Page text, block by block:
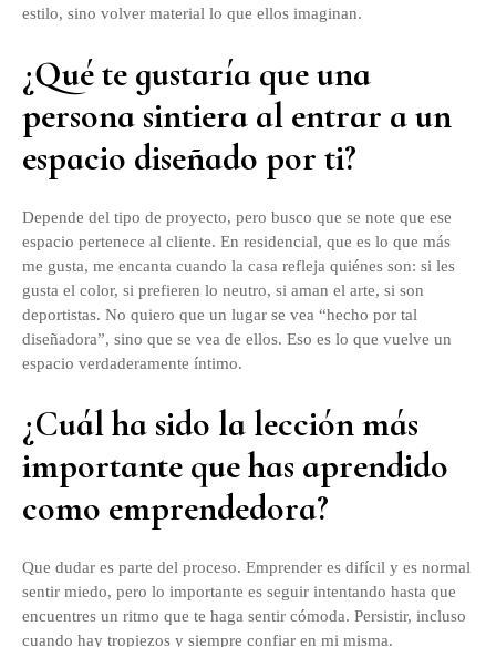
estilo, sino volver material lo que ellos imaginan.
¿Qué te gustaría que una
persona sintiera al entrar a un
espacio diseñado por ti?
Depende del tipo de proyecto, pero busco que se note que ese
espacio pertenece al cliente. En residencial, que es lo que más
me gusta, me encanta cuando la casa refleja quiénes son: si les
gusta el color, si prefieren lo neutro, si aman el arte, si son
deportistas. No quiero que un lugar se vea “hecho por tal
diseñadora”, sino que se vea de ellos. Eso es lo que vuelve un
espacio verdaderamente íntimo.
¿Cuál ha sido la lección más
importante que has aprendido
como emprendedora?
Que dudar es parte del proceso. Emprender es difícil y es normal
sentir miedo, pero lo importante es seguir intentando hasta que
encuentres un ritmo que te haga sentir cómoda. Persistir, incluso
cuando hay tropiezos y siempre confiar en mi misma.